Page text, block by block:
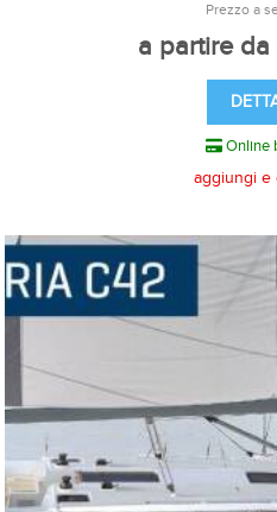
Prezzo a
a partire da
Online
aggiungi e